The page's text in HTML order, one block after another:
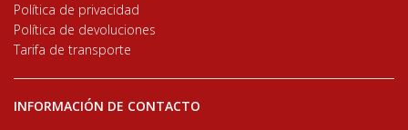
Política de privacidad
Política de devoluciones
Tarifa de transporte
INFORMACIÓN DE CONTACTO